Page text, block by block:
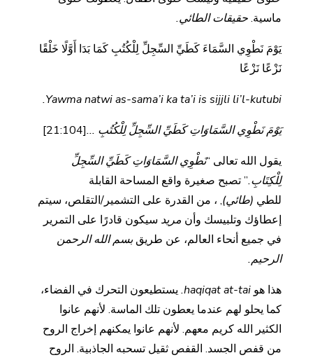
ماسية.حقيقات الطائي.
يَوْمَ نَطْوِي السَّمَاءَ كَطَيِّ السِّجِلِّ لِلْكُتُبِ كَمَا بَدَا أَوَّلًا خَلْقًا
نَزْعًا نَزْعًا
Yawma natwi as-sama’i ka ta’i is sijjli li’l-kutubi.
يَوْمَ نَطْوِي السَّمَاوَاتِ كَطَيِّ السِّجِلِّ لِلْكُتُبِ ...[21:104]
يقول الله تعالى “نَطْوِي السَّمَاوَاتِ كَطَيِّ السِّجِلِّ
لِلْكِتَابِ.” تصبح صغيرة واقع المساحة القابلة
للطي (طائي), ، من القدرة على التشمير/التقلص، سيتم
إعطاؤك وتلبيسك وأن مريد سيكون قادرًا على التمرير
في جميع أنحاء العالم، عن طريقبسم الله الرحمن
الرحيم.
هذا هو haqiqat at-tai.يستطيعون التحرك في الفضاء،
كما يحلو لهم عندما يعطون تلك الماسة. لأنهم عانوا
الكثير الله كريم معهم. لأنهم عانوا يمكنهم إخراج الروح
من قفص الجسد. القفص ثقيل تسحبه الجاذبية. الروح